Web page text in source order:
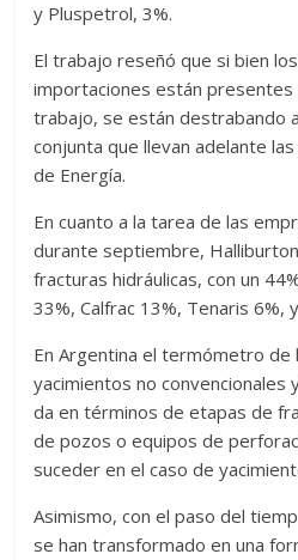
y Pluspetrol, 3%.
El trabajo reseñó que si bien
importaciones están presentes
trabajo, se están destrabando
conjunta que llevan adelante
de Energía.
En cuanto a la tarea de las
durante septiembre,
fracturas hidráulicas, con un
33%, Calfrac 13%, Tenaris 6%,
En Argentina el termómetro de
yacimientos no convencionales
da en términos de etapas de
de pozos o equipos de
suceder en el caso de
Asimismo, con el paso del
se han transformado en una